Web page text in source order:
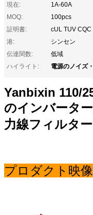
現在:
1A-60A
MOQ:
100pcs
証明書:
cUL TUV
港:
シンセン
伝達関数:
低域
ハイライト:
電源のノイズ
Yanbixin 110/
のインバータ
力線フィルター
プロダクト映像